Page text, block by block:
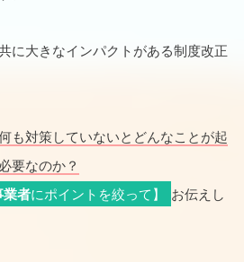
に大きなインパクトがある制度改正
も対策していないとどんなことが起
要なのか？
業者にポイントを絞って】
お伝えし